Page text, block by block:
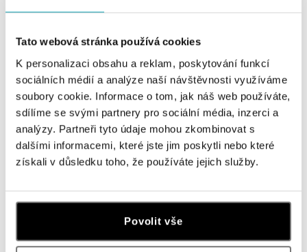
Tato webová stránka používá cookies
K personalizaci obsahu a reklam, poskytování funkcí
sociálních médií a analýze naší návštěvnosti využíváme
soubory cookie. Informace o tom, jak náš web používáte,
sdílíme se svými partnery pro sociální média, inzerci a
analýzy. Partneři tyto údaje mohou zkombinovat s
dalšími informacemi, které jste jim poskytli nebo které
získali v důsledku toho, že používáte jejich služby.
Povolit vše
V katalogu nejsou žádné produkty.
Přihlaste se k odběru newsletteru
Žena
Muž